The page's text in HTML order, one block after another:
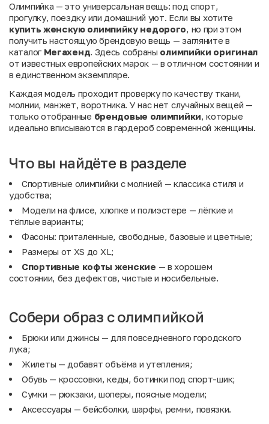
Олимпийка — это универсальная вещь: под спорт,
прогулку, поездку или домашний уют. Если вы хотите
купить женскую олимпийку недорого, но при этом
получить настоящую брендовую вещь — загляните в
каталог Мегахенд. Здесь собраны олимпийки оригинал
от известных европейских марок — в отличном состоянии и
в единственном экземпляре.
Каждая модель проходит проверку по качеству ткани,
молнии, манжет, воротника. У нас нет случайных вещей —
только отобранные брендовые олимпийки, которые
идеально вписываются в гардероб современной женщины.
Что вы найдёте в разделе
Спортивные олимпийки с молнией — классика стиля и
удобства;
Модели на флисе, хлопке и полиэстере — лёгкие и
тёплые варианты;
Фасоны: приталенные, свободные, базовые и цветные;
Размеры от XS до XL;
Спортивные кофты женские — в хорошем
состоянии, без дефектов, чистые и носибельные.
Собери образ с олимпийкой
Брюки или джинсы — для повседневного городского
лука;
Жилеты — добавят объёма и утепления;
Обувь — кроссовки, кеды, ботинки под спорт-шик;
Сумки — рюкзаки, шоперы, поясные модели;
Аксессуары — бейсболки, шарфы, ремни, повязки.